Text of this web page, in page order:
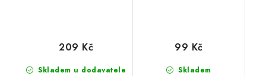
Skladem u dodavatele
209 Kč
Skladem
99 Kč